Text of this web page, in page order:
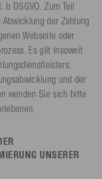
DSGVO. Zum Teil
der Zahlung
Webseite oder
Es gilt insoweit
und der
wenden Sie sich bitte
UNSERER